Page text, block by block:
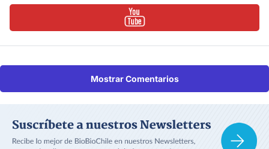
Mostrar Comentarios